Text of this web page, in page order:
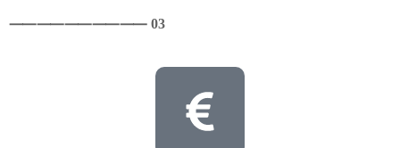
⸺⸺⸺⸺⸺ 03